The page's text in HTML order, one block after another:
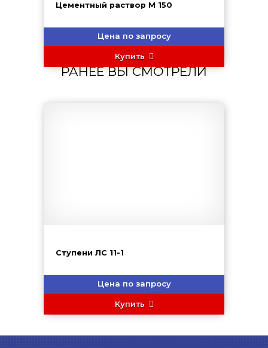
Цементный раствор М 150
Цена по запросу
Купить
РАНЕЕ ВЫ СМОТРЕЛИ
Ступени ЛС 11-1
Цена по запросу
Купить